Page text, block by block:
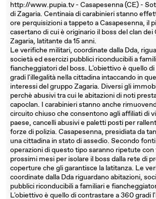
http://www.pupia.tv - Casapesenna (CE) -
di Zagaria. Centinaia di carabinieri stanno
ore perquisizioni a tappeto a Casapesenna, il
casertano di cui è originario il boss del clan dei
Zagaria, latitante da 15 anni.
Le verifiche militari, coordinate dalla Dda,
società ed esercizi pubblici riconducibili a
fiancheggiatori del boss. L'obiettivo è quello
gradi l'illegalità nella cittadina intaccando in
interessi del gruppo Zagaria. Diversi gli
perchè abusivi tra cui le abitazioni di noti
capoclan. I carabinieri stanno anche
circuito chiuso che consentono agli affiliati di
paese, cancelli abusivi e paletti posti per
forze di polizia. Casapesenna, presidiata da
una cittadina in stato di assedio. Secondo
operazioni di questo tipo saranno ripetute
prossimi mesi per isolare il boss dalla rete di
coperture che gli garantisce la latitanza. Le
coordinate dalla Dda riguardano abitazioni,
pubblici riconducibili a familiari e
L'obiettivo è quello di contrastare a 360 gradi